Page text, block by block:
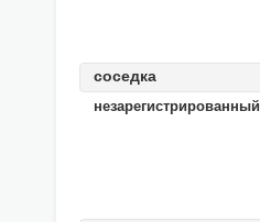
соседка
незарегистрированный